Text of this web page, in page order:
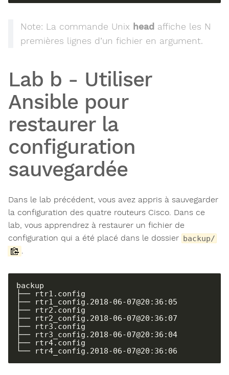
Note: La commande Unix head affiche les N
premières lignes d’un fichier en argument.
Lab b - Utiliser
Ansible pour
restaurer la
configuration
sauvegardée
Dans le lab précédent, vous avez appris à sauvegarder
la configuration des quatre routeurs Cisco. Dans ce
lab, vous apprendrez à restaurer un fichier de
configuration qui a été placé dans le dossier backup/
backup
├── rtr1.config
├── rtr1_config.2018-06-07@20:36:05
├── rtr2.config
├── rtr2_config.2018-06-07@20:36:07
├── rtr3.config
├── rtr3_config.2018-06-07@20:36:04
├── rtr4.config
└── rtr4_config.2018-06-07@20:36:06